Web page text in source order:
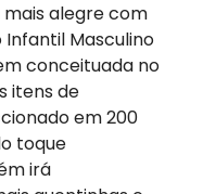
alegre com
Masculino
conceituada no
itens de
em 200
toque
irá